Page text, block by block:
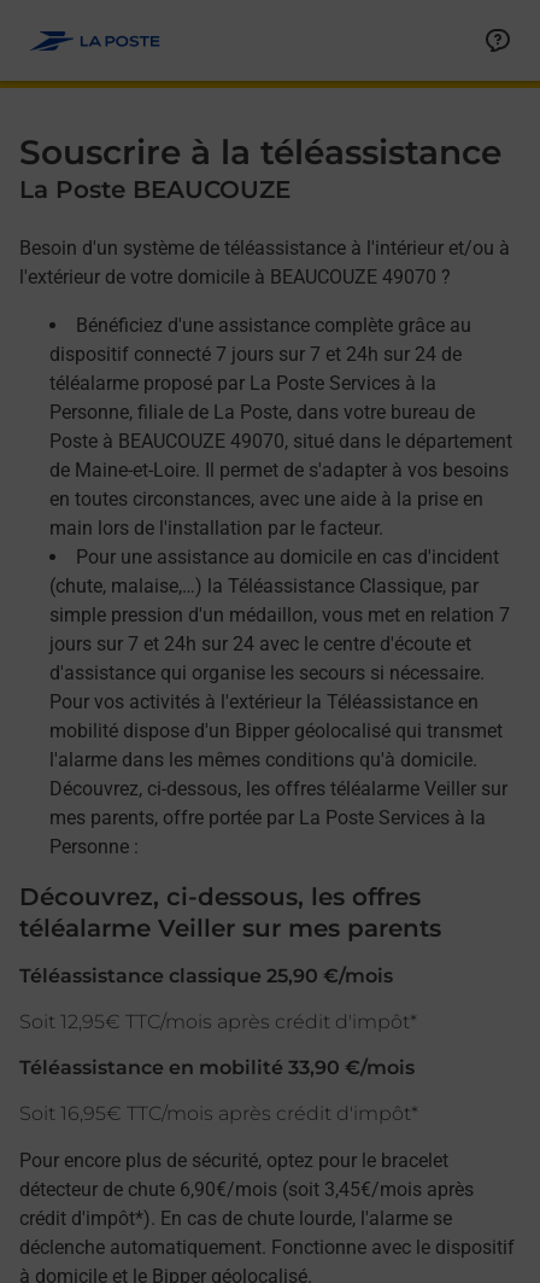
Souscrire à la téléassistance
La Poste BEAUCOUZE
Besoin d'un système de téléassistance à l'intérieur et/ou à
l'extérieur de votre domicile à BEAUCOUZE 49070 ?
Bénéficiez d'une assistance complète grâce au
dispositif connecté 7 jours sur 7 et 24h sur 24 de
téléalarme proposé par La Poste Services à la
Personne, filiale de La Poste, dans votre bureau de
Poste à BEAUCOUZE 49070, situé dans le département
de Maine-et-Loire. Il permet de s'adapter à vos besoins
en toutes circonstances, avec une aide à la prise en
main lors de l'installation par le facteur.
Pour une assistance au domicile en cas d'incident
(chute, malaise,…) la Téléassistance Classique, par
simple pression d'un médaillon, vous met en relation 7
jours sur 7 et 24h sur 24 avec le centre d'écoute et
d'assistance qui organise les secours si nécessaire.
Pour vos activités à l'extérieur la Téléassistance en
mobilité dispose d'un Bipper géolocalisé qui transmet
l'alarme dans les mêmes conditions qu'à domicile.
Découvrez, ci-dessous, les offres téléalarme Veiller sur
mes parents, offre portée par La Poste Services à la
Personne :
Découvrez, ci-dessous, les offres
téléalarme Veiller sur mes parents
Téléassistance classique 25,90 €/mois
Soit 12,95€ TTC/mois après crédit d'impôt*
Téléassistance en mobilité 33,90 €/mois
Soit 16,95€ TTC/mois après crédit d'impôt*
Pour encore plus de sécurité, optez pour le bracelet
détecteur de chute 6,90€/mois (soit 3,45€/mois après
crédit d'impôt*). En cas de chute lourde, l'alarme se
déclenche automatiquement. Fonctionne avec le dispositif
à domicile et le Bipper géolocalisé.